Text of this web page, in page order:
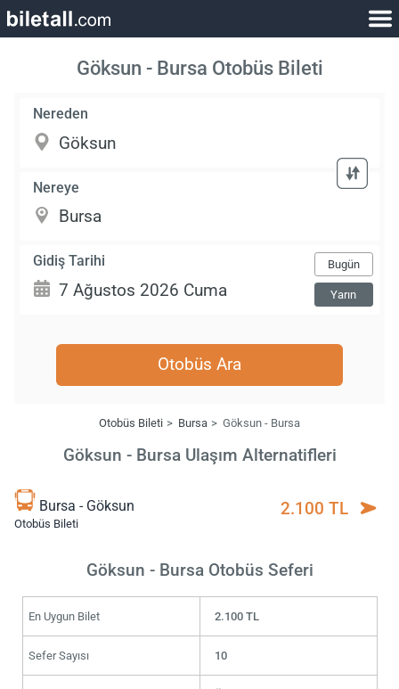
Göksun - Bursa Otobüs Bileti
Nereden
Nereye
Gidiş Tarihi Bugün
Yarın
Otobüs Ara
Otobüs Bileti Bursa Göksun - Bursa
Göksun - Bursa Ulaşım Alternatifleri
Bursa - Göksun
Otobüs Bileti
2.100 TL
Göksun - Bursa Otobüs Seferi
En Uygun Bilet 2.100 TL
Sefer Sayısı 10